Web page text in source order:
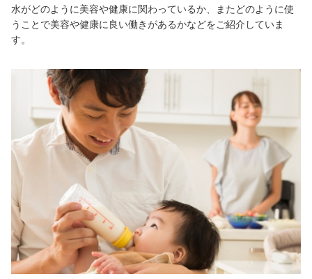
水がどのように美容や健康に関わっているか、またどのように使
うことで美容や健康に良い働きがあるかなどをご紹介していま
す。